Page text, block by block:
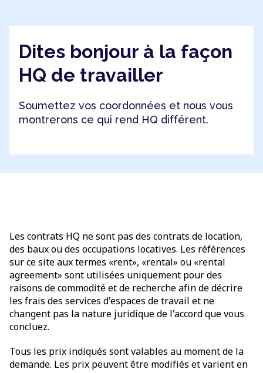
Dites bonjour à la façon
HQ de travailler
Soumettez vos coordonnées et nous vous
montrerons ce qui rend HQ différent.
Les contrats HQ ne sont pas des contrats de location,
des baux ou des occupations locatives. Les références
sur ce site aux termes «rent», «rental» ou «rental
agreement» sont utilisées uniquement pour des
raisons de commodité et de recherche afin de décrire
les frais des services d'espaces de travail et ne
changent pas la nature juridique de l'accord que vous
concluez.
Tous les prix indiqués sont valables au moment de la
demande. Les prix peuvent être modifiés et varient en